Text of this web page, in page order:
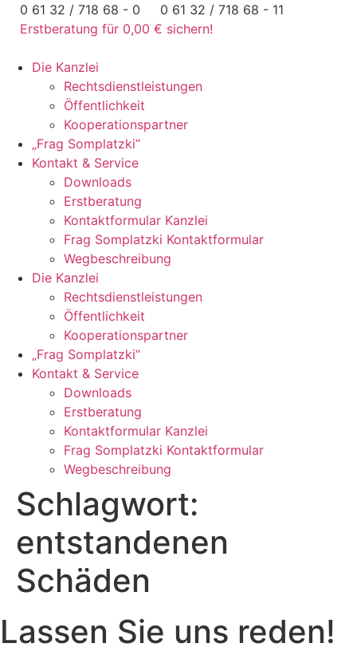
Zum
Inhalt
0 61 32 / 718 68 - 0
0 61 32 / 718 68 - 11
Erstberatung für 0,00 € sichern!
Die Kanzlei
Rechtsdienstleistungen
Öffentlichkeit
Kooperationspartner
„Frag Somplatzki“
Kontakt & Service
Downloads
Erstberatung
Kontaktformular Kanzlei
Frag Somplatzki Kontaktformular
Wegbeschreibung
Die Kanzlei
Rechtsdienstleistungen
Öffentlichkeit
Kooperationspartner
„Frag Somplatzki“
Kontakt & Service
Downloads
Erstberatung
Kontaktformular Kanzlei
Frag Somplatzki Kontaktformular
Wegbeschreibung
Schlagwort:
entstandenen
Schäden
Lassen Sie uns reden!